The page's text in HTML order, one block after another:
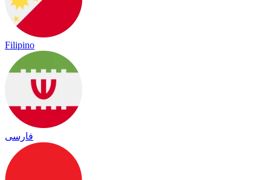
Filipino
فارسی